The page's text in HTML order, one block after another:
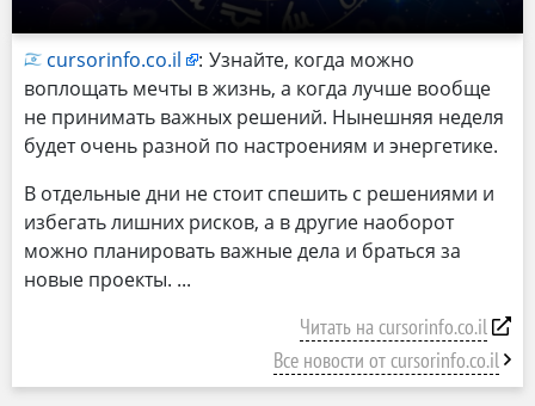
cursorinfo.co.il : Узнайте, когда можно
воплощать мечты в жизнь, а когда лучше вообще
не принимать важных решений. Нынешняя неделя
будет очень разной по настроениям и энергетике.
В отдельные дни не стоит спешить с решениями и
избегать лишних рисков, а в другие наоборот
можно планировать важные дела и браться за
новые проекты.
Читать на cursorinfo.co.il
Все новости от cursorinfo.co.il